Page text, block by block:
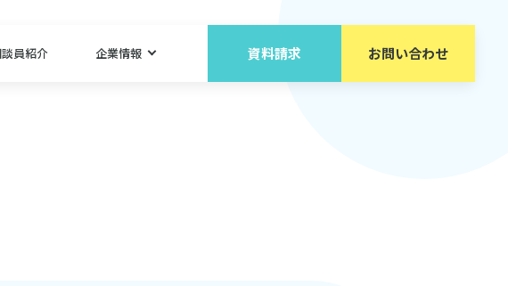
員紹介 企業情報 資料請求 お問い合わせ